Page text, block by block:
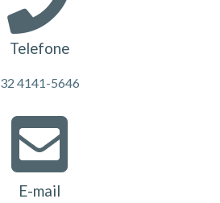
Telefone
32 4141-5646
E-mail